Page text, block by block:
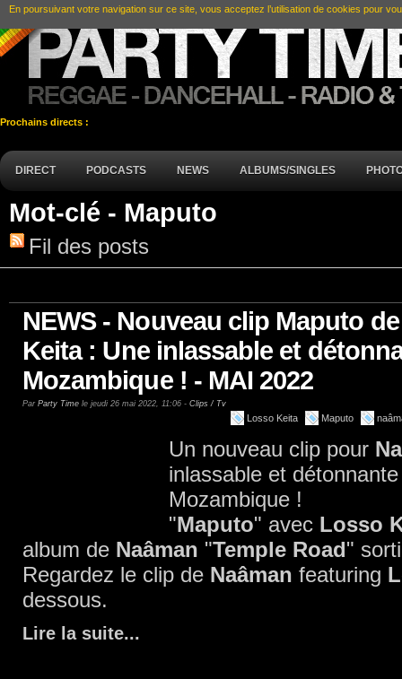
Prochains directs :
DIRECT PODCASTS NEWS ALBUMS/SINGLES
Mot-clé - Maputo
Fil des posts
NEWS - Nouveau clip Maputo
Keita : Une inlassable et
Mozambique ! - MAI 2022
Par Party Time le jeudi 26 mai 2022, 11:06 - Clips / Tv
Losso Keita Maputo
Un nouveau clip pour
inlassable et
Mozambique !
"Maputo" avec Losso
album de Naâman "Temple Road"
Regardez le clip de Naâman featuring
dessous.
Lire la suite...
En poursuivant votre navigation sur ce site, vous acceptez l’utilisation de cookies pour